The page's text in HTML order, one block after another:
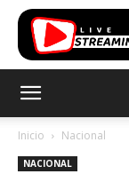
Inicio Nacional
NACIONAL